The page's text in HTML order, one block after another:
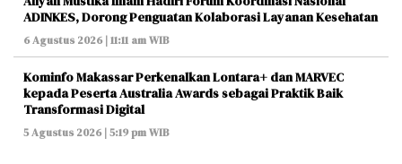
ADINKES, Dorong Penguatan Kolaborasi Layanan Kesehatan
6 Agustus 2026 | 11:11 am WIB
Kominfo Makassar Perkenalkan Lontara+ dan MARVEC
kepada Peserta Australia Awards sebagai Praktik Baik
Transformasi Digital
5 Agustus 2026 | 5:19 pm WIB